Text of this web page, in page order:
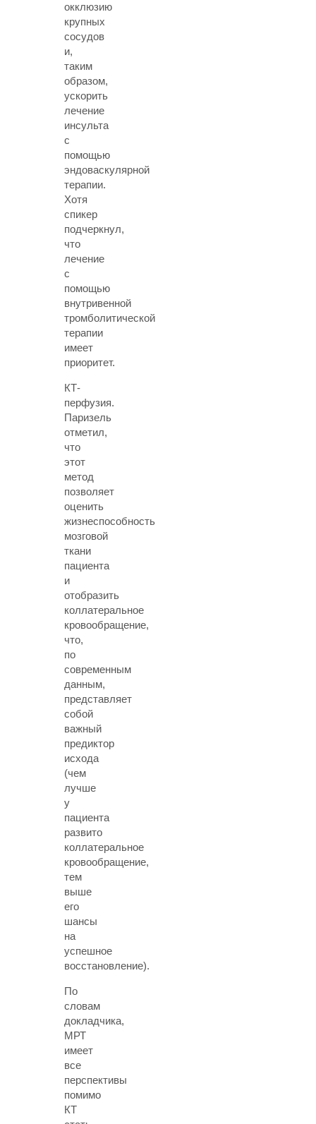
окклюзию
крупных
сосудов
и,
таким
образом,
ускорить
лечение
инсульта
с
помощью
эндоваскулярной
терапии.
Хотя
спикер
подчеркнул,
что
лечение
с
помощью
внутривенной
тромболитической
терапии
имеет
приоритет.
КТ-
перфузия.
Паризель
отметил,
что
этот
метод
позволяет
оценить
жизнеспособность
мозговой
ткани
пациента
и
отобразить
коллатеральное
кровообращение,
что,
по
современным
данным,
представляет
собой
важный
предиктор
исхода
(чем
лучше
у
пациента
развито
коллатеральное
кровообращение,
тем
выше
его
шансы
на
успешное
восстановление).
По
словам
докладчика,
МРТ
имеет
все
перспективы
помимо
КТ